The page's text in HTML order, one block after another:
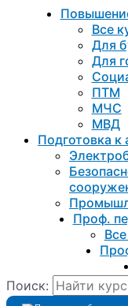
Все
Для
Для
ПТМ
МЧС
МВД
Подготовка к
Проф.
Поиск: